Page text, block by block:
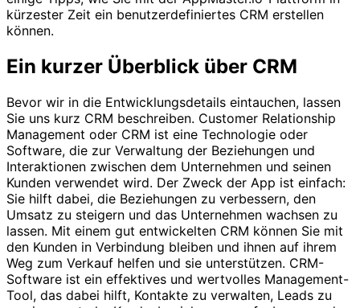
kürzester Zeit ein benutzerdefiniertes CRM erstellen
können.
Ein kurzer Überblick über CRM
Bevor wir in die Entwicklungsdetails eintauchen, lassen
Sie uns kurz CRM beschreiben. Customer Relationship
Management oder CRM ist eine Technologie oder
Software, die zur Verwaltung der Beziehungen und
Interaktionen zwischen dem Unternehmen und seinen
Kunden verwendet wird. Der Zweck der App ist einfach:
Sie hilft dabei, die Beziehungen zu verbessern, den
Umsatz zu steigern und das Unternehmen wachsen zu
lassen. Mit einem gut entwickelten CRM können Sie mit
den Kunden in Verbindung bleiben und ihnen auf ihrem
Weg zum Verkauf helfen und sie unterstützen. CRM-
Software ist ein effektives und wertvolles Management-
Tool, das dabei hilft, Kontakte zu verwalten, Leads zu